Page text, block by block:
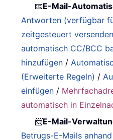
📧E-Mail-
Antworten (verfügbar
zeitgesteuert versenden
automatisch CC/BCC
hinzufügen /
(Erweiterte Regeln) /
einfügen /
automatisch in
📨E-Mail-
Betrugs-E-Mails